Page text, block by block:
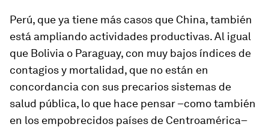
Perú, que ya tiene más casos que China, también
está ampliando actividades productivas. Al igual
que Bolivia o Paraguay, con muy bajos índices de
contagios y mortalidad, que no están en
concordancia con sus precarios sistemas de
salud pública, lo que hace pensar –como también
en los empobrecidos países de Centroamérica–